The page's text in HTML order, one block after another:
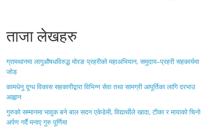
ताजा लेखहरु
ग्रामथानमा लागुऔषधविरुद्ध मोरङ प्रहरीको महाअभियान, समुदाय–प्रहरी सहकार्यमा
जोड
कामधेनु दुग्ध विकास सहकारीद्वारा विभिन्न सेवा तथा सामग्री आपूर्तिका लागि दरभाउ
आह्वान
गुरुको सम्मानमा भावुक बने बाल सदन एकेडेमी, विद्यार्थीले खादा, टीका र मायाको चिनो
अर्पण गर्दै मनाए गुरु पूर्णिमा